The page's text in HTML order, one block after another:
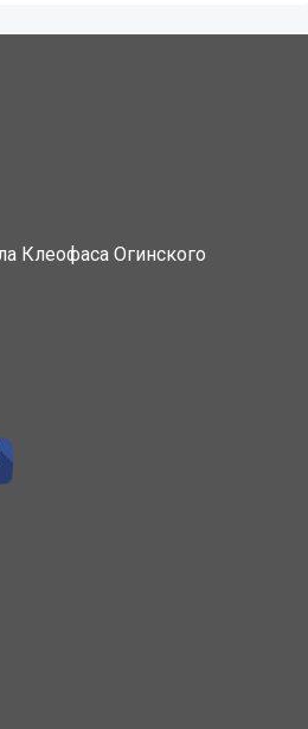
Клеофаса Огинского